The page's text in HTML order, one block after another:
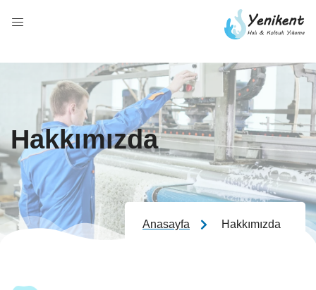
Hakkımızda
Anasayfa Hakkımızda